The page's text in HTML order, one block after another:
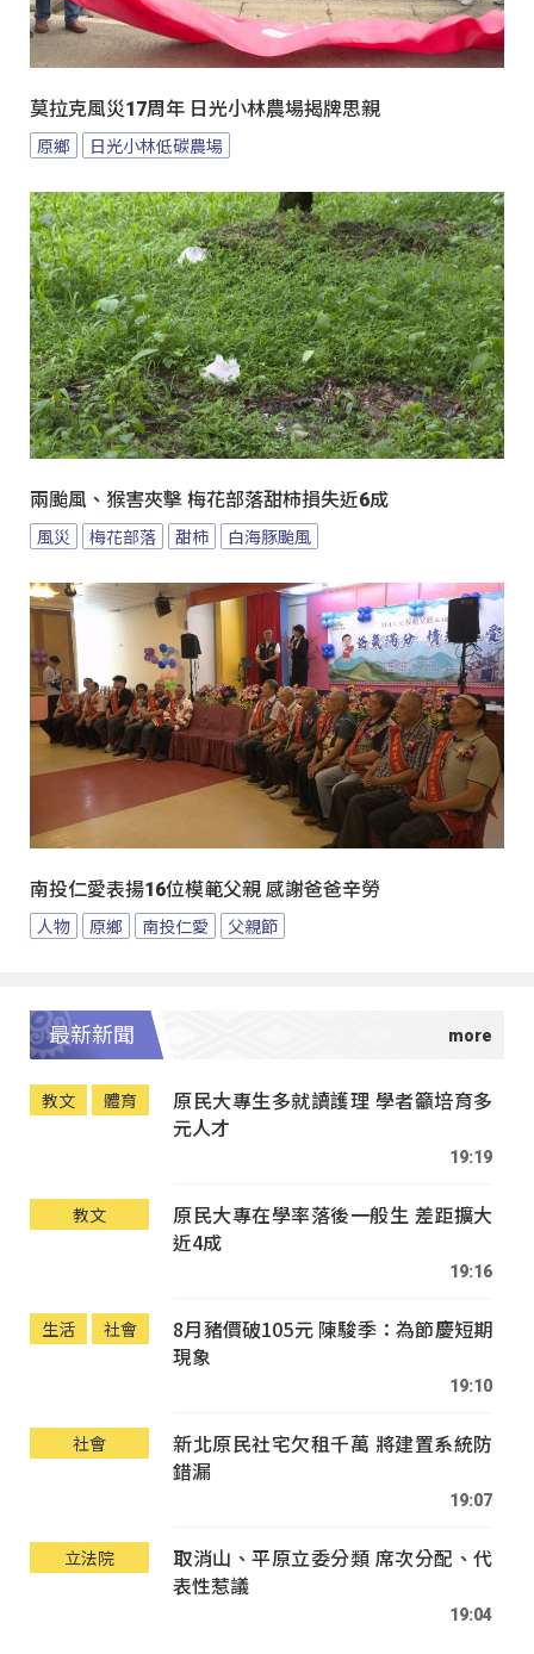
莫拉克風災17周年 日光小林農場揭牌思親
原鄉 日光小林低碳農場
兩颱風、猴害夾擊 梅花部落甜柿損失近6成
風災 梅花部落 甜柿 白海豚颱風
南投仁愛表揚16位模範父親 感謝爸爸辛勞
人物 原鄉 南投仁愛 父親節
最新新聞
教文 體育
原民大專生多就讀護理 學者籲培育多
元人才
19:19
教文
原民大專在學率落後一般生 差距擴大
近4成
19:16
生活 社會
8月豬價破105元 陳駿季：為節慶短期
現象
19:10
社會
新北原民社宅欠租千萬 將建置系統防
錯漏
19:07
立法院
取消山、平原立委分類 席次分配、代
表性惹議
19:04